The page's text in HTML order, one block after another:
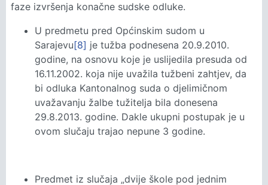
faze izvršenja konačne sudske odluke.
U predmetu pred Općinskim sudom u
Sarajevu[8] je tužba podnesena 20.9.2010.
godine, na osnovu koje je uslijedila presuda od
16.11.2002. koja nije uvažila tužbeni zahtjev, da
bi odluka Kantonalnog suda o djelimičnom
uvažavanju žalbe tužitelja bila donesena
29.8.2013. godine. Dakle ukupni postupak je u
ovom slučaju trajao nepune 3 godine.
Predmet iz slučaja „dvije škole pod jednim